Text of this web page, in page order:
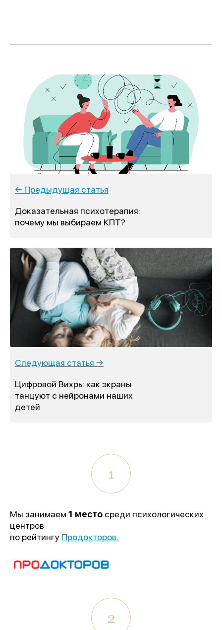
психотерапевтического профиля»
← Предыдущая статья
Доказательная психотерапия:
почему мы выбираем КПТ?
Следующая статья →
Цифровой Вихрь: как экраны
танцуют с нейронами наших
детей
1
Мы занимаем 1 место среди психологических
центров
по рейтингу Продокторов.
2